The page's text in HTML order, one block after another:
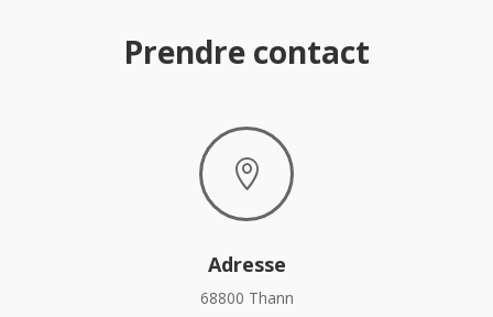
Prendre contact

Adresse
68800 Thann